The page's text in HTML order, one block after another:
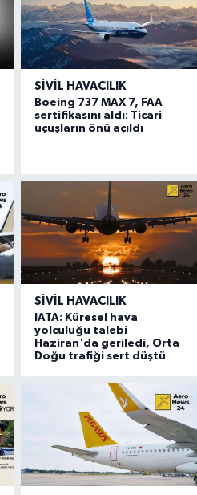
SIVIL HAVACILIK
Boeing 737 MAX 7, FAA
sertifikasını aldı: Ticari
uçuşların önü açıldı
SIVIL HAVACILIK
IATA: Küresel hava
yolculuğu talebi
Haziran'da geriledi, Orta
Doğu trafiği sert düştü